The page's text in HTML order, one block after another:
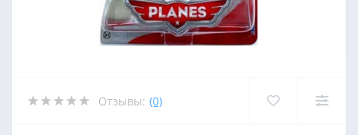
Отзывы: (0)